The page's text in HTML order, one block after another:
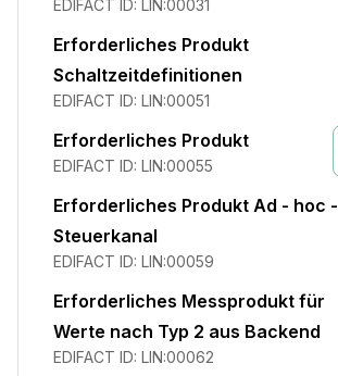
EDIFACT ID: LIN:00031
Erforderliches Produkt
Schaltzeitdefinitionen
EDIFACT ID: LIN:00051
Erforderliches Produkt
EDIFACT ID: LIN:00055
Erforderliches Produkt Ad - hoc -
Steuerkanal
EDIFACT ID: LIN:00059
Erforderliches Messprodukt für
Werte nach Typ 2 aus Backend
EDIFACT ID: LIN:00062